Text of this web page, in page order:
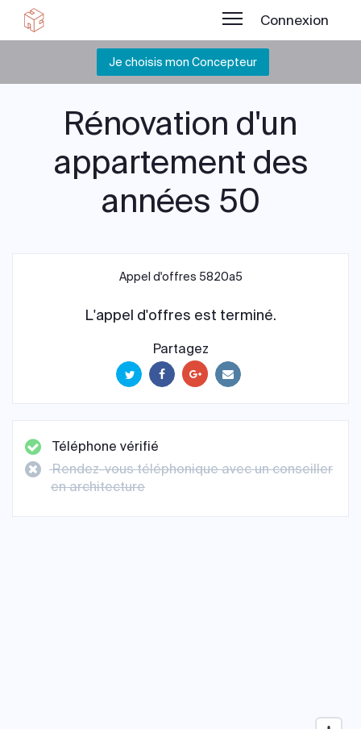
Connexion
Je choisis mon Concepteur
Rénovation d'un
appartement des
années 50
Appel d'offres 5820a5
L'appel d'offres est terminé.
Partagez
Téléphone vérifié
Rendez-vous téléphonique avec un conseiller
en architecture